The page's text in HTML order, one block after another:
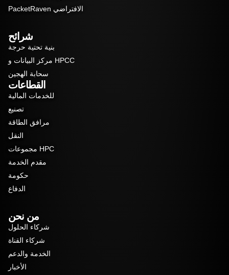
PacketRaven الافتراضي
شرائح
بنية تحتية حرجة
مركز البيانات و HPCC
سحابة الهجين
القطاعات
للخدمات المالية
تصنيع
مرافق الطاقة
النقل
مجموعات HPC
مقدم الخدمة
حكومة
الدفاع
من نحن
شركاء الحلول
شركاء القناة
الخدمة والدعم
الأخبار